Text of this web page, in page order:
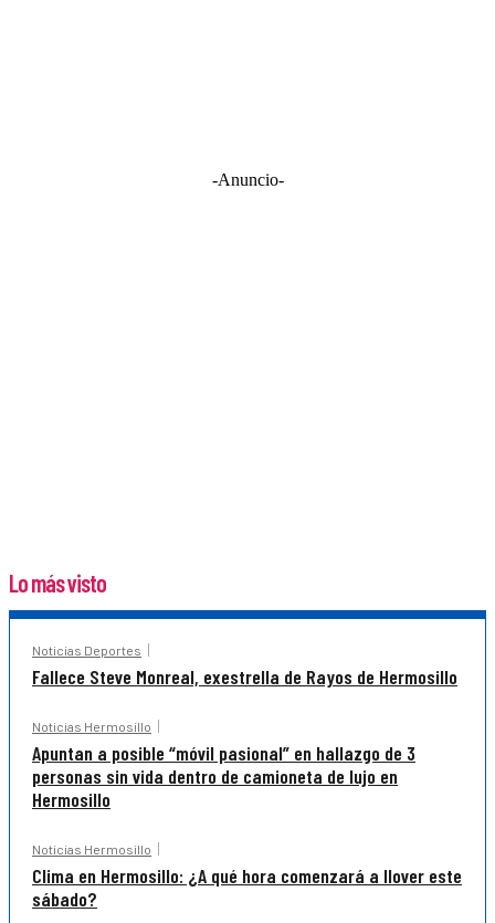
-Anuncio-
Lo más visto
Noticias Deportes
Fallece Steve Monreal, exestrella de Rayos de Hermosillo
Noticias Hermosillo
Apuntan a posible “móvil pasional” en hallazgo de 3
personas sin vida dentro de camioneta de lujo en
Hermosillo
Noticias Hermosillo
Clima en Hermosillo: ¿A qué hora comenzará a llover este
sábado?